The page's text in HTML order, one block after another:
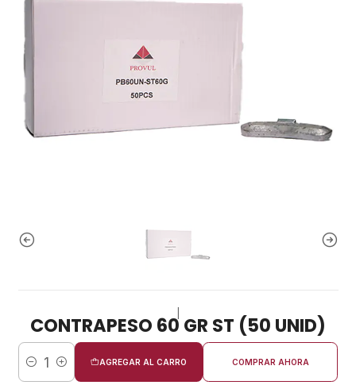
CONTRAPESO 60 GR ST (50 UNID)
Cantidad
AGREGAR AL CARRO COMPRAR AHORA